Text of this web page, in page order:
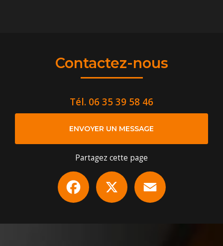
Contactez-nous
Tél. 06 35 39 58 46
ENVOYER UN MESSAGE
Partagez cette page
Facebook